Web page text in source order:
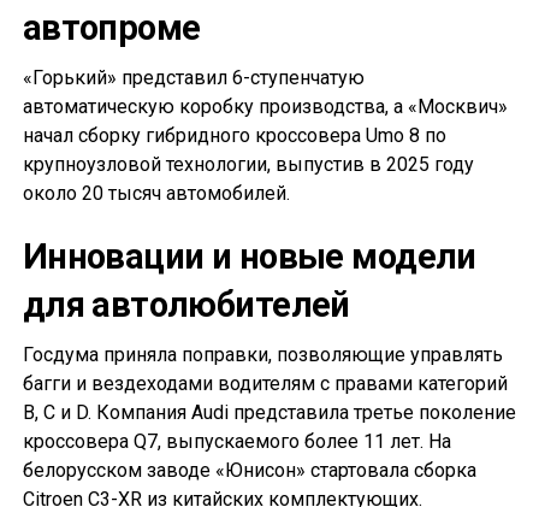
автопроме
«Горький» представил 6-ступенчатую
автоматическую коробку производства, а «Москвич»
начал сборку гибридного кроссовера Umo 8 по
крупноузловой технологии, выпустив в 2025 году
около 20 тысяч автомобилей.
Инновации и новые модели
для автолюбителей
Госдума приняла поправки, позволяющие управлять
багги и вездеходами водителям с правами категорий
B, C и D. Компания Audi представила третье поколение
кроссовера Q7, выпускаемого более 11 лет. На
белорусском заводе «Юнисон» стартовала сборка
Citroen C3-XR из китайских комплектующих.